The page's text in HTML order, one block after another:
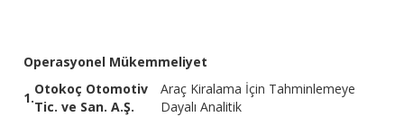
Operasyonel Mükemmeliyet
1.
Otokoç Otomotiv
Tic. ve San. A.Ş.
Araç Kiralama İçin Tahminlemeye
Dayalı Analitik